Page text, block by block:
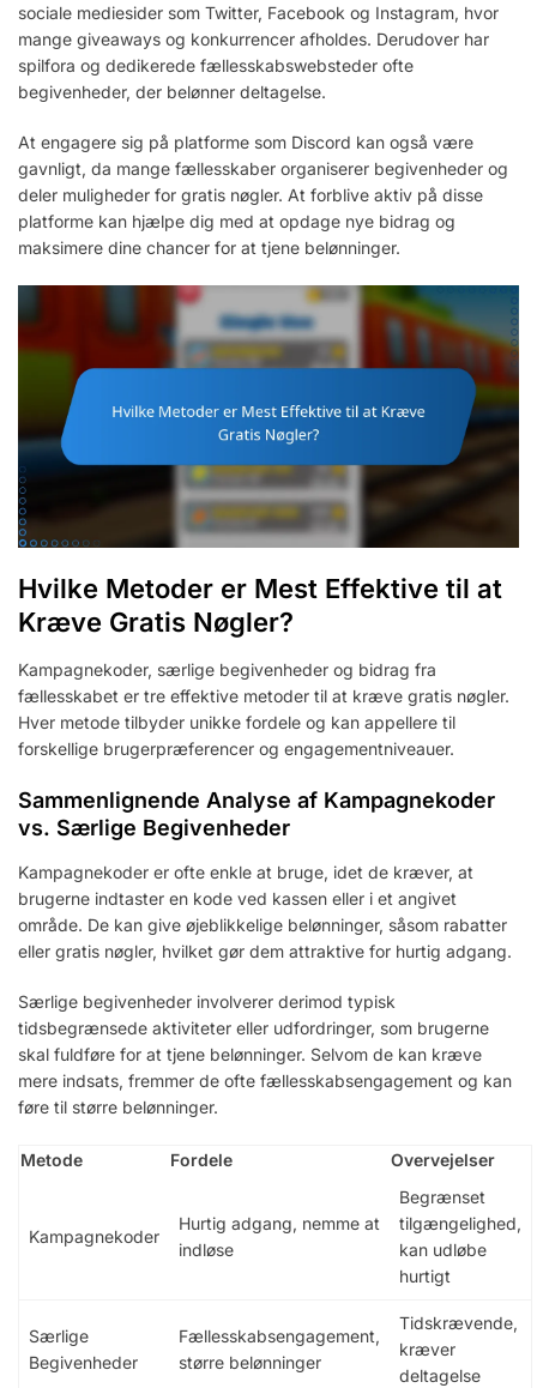
sociale mediesider som Twitter, Facebook og Instagram, hvor
mange giveaways og konkurrencer afholdes. Derudover har
spilfora og dedikerede fællesskabswebsteder ofte
begivenheder, der belønner deltagelse.
At engagere sig på platforme som Discord kan også være
gavnligt, da mange fællesskaber organiserer begivenheder og
deler muligheder for gratis nøgler. At forblive aktiv på disse
platforme kan hjælpe dig med at opdage nye bidrag og
maksimere dine chancer for at tjene belønninger.
Hvilke Metoder er Mest Effektive til at
Kræve Gratis Nøgler?
Kampagnekoder, særlige begivenheder og bidrag fra
fællesskabet er tre effektive metoder til at kræve gratis nøgler.
Hver metode tilbyder unikke fordele og kan appellere til
forskellige brugerpræferencer og engagementniveauer.
Sammenlignende Analyse af Kampagnekoder
vs. Særlige Begivenheder
Kampagnekoder er ofte enkle at bruge, idet de kræver, at
brugerne indtaster en kode ved kassen eller i et angivet
område. De kan give øjeblikkelige belønninger, såsom rabatter
eller gratis nøgler, hvilket gør dem attraktive for hurtig adgang.
Særlige begivenheder involverer derimod typisk
tidsbegrænsede aktiviteter eller udfordringer, som brugerne
skal fuldføre for at tjene belønninger. Selvom de kan kræve
mere indsats, fremmer de ofte fællesskabsengagement og kan
føre til større belønninger.
Metode Fordele Overvejelser
Kampagnekoder
Hurtig adgang, nemme at
indløse
Begrænset
tilgængelighed,
kan udløbe
hurtigt
Særlige
Begivenheder
Fællesskabsengagement,
større belønninger
Tidskrævende,
kræver
deltagelse